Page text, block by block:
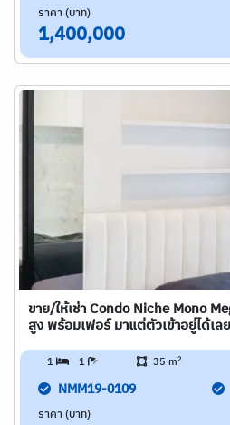
ราคา (บาท)
1,400,000
ขาย/ให้เช่า Condo Niche Mono
สูง พร้อมเฟอร์ มาแต่ตัวเข้าอยู่ได้เล
1 1 35 m2
NMM19-0109
ราคา (บาท)